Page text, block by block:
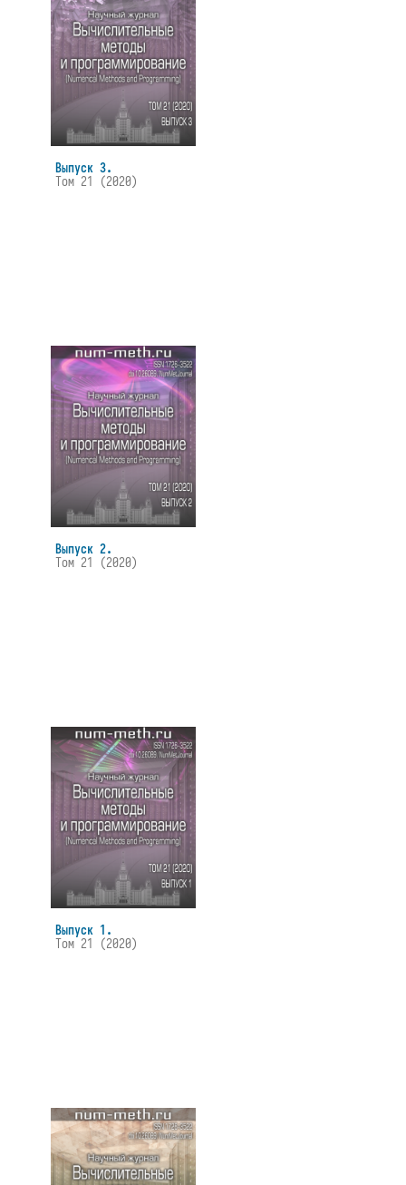
Выпуск 3.
Том 21 (2020)
Выпуск 2.
Том 21 (2020)
Выпуск 1.
Том 21 (2020)